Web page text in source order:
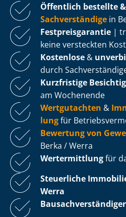
Öffentlich bestellte
Sachverständige in
Fest­preis­ga­ran­tie |
keine versteckten
Kostenlose &
durch
Kurzfristige
am Wochenende
Wertgutachten &
lungfür
Bewertung von
Berka / Werra
Wertermittlungfür
Steuerliche
Werra